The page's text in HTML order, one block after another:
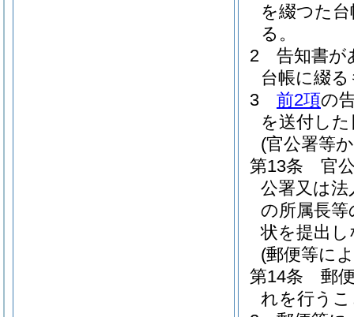
を綴つた台
る。
2
告知書が
台帳に綴
3
前2項の
を送付し
(官公署等
第13条
官
公署又は
の所属長
状を提出
(郵便等に
第14条
郵
れを行う